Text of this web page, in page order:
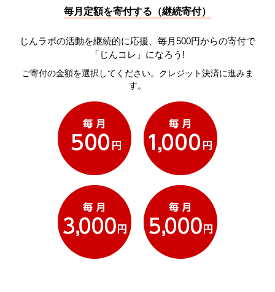
毎月定額を寄付する（継続寄付）
じんラボの活動を継続的に応援、毎月500円からの寄付で
「じんコレ」になろう!
ご寄付の金額を選択してください。クレジット決済に進みま
す。